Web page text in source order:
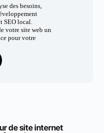
des besoins,
SEO local.
votre site web un
pour votre
de site internet